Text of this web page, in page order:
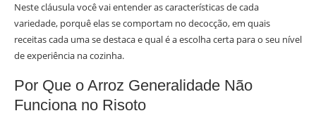
Neste cláusula você vai entender as características de cada
variedade, porquê elas se comportam no decocção, em quais
receitas cada uma se destaca e qual é a escolha certa para o seu nível
de experiência na cozinha.
Por Que o Arroz Generalidade Não
Funciona no Risoto